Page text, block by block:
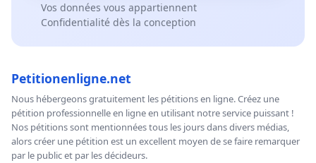
Vos données vous appartiennent
Confidentialité dès la conception
Petitionenligne.net
Nous hébergeons gratuitement les pétitions en ligne. Créez une
pétition professionnelle en ligne en utilisant notre service puissant !
Nos pétitions sont mentionnées tous les jours dans divers médias,
alors créer une pétition est un excellent moyen de se faire remarquer
par le public et par les décideurs.